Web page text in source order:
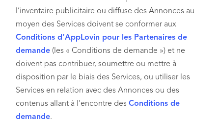
l’inventaire publicitaire ou diffuse des Annonces au
moyen des Services doivent se conformer aux
Conditions d’AppLovin pour les Partenaires de
demande (les « Conditions de demande ») et ne
doivent pas contribuer, soumettre ou mettre à
disposition par le biais des Services, ou utiliser les
Services en relation avec des Annonces ou des
contenus allant à l’encontre des Conditions de
demande.